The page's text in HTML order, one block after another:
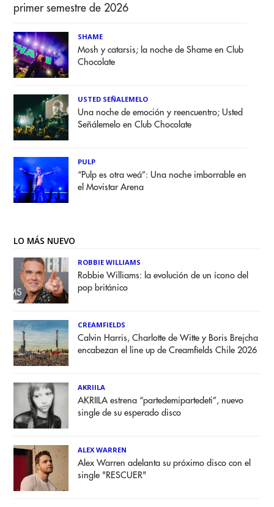
primer semestre de 2026
SHAME
Mosh y catarsis; la noche de Shame en Club
Chocolate
USTED SEÑALEMELO
Una noche de emoción y reencuentro; Usted
Señálemelo en Club Chocolate
PULP
“Pulp es otra weá”: Una noche imborrable en
el Movistar Arena
LO MÁS NUEVO
ROBBIE WILLIAMS
Robbie Williams: la evolución de un ícono del
pop británico
CREAMFIELDS
Calvin Harris, Charlotte de Witte y Boris Brejcha
encabezan el line up de Creamfields Chile 2026
AKRIILA
AKRIILA estrena “partedemipartedeti”, nuevo
single de su esperado disco
ALEX WARREN
Alex Warren adelanta su próximo disco con el
single "RESCUER"